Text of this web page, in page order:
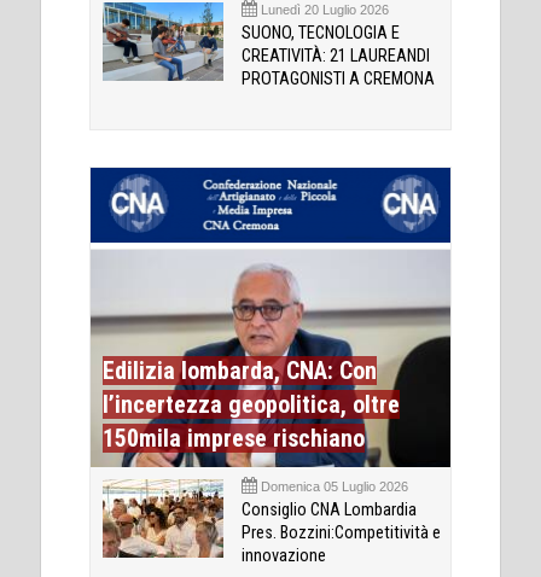
Lunedì 20 Luglio 2026
SUONO, TECNOLOGIA E
CREATIVITÀ: 21 LAUREANDI
PROTAGONISTI A CREMONA
Edilizia lombarda, CNA: Con
l’incertezza geopolitica, oltre
150mila imprese rischiano
Domenica 05 Luglio 2026
Consiglio CNA Lombardia
Pres. Bozzini:Competitività e
innovazione